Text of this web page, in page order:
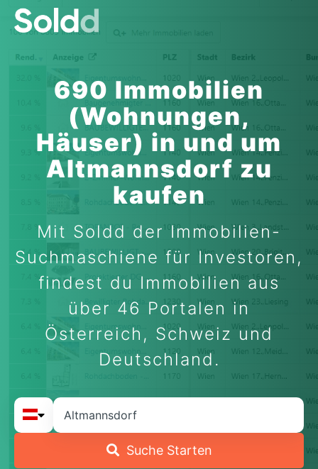
690 Immobilien
(Wohnungen,
Häuser) in und um
Altmannsdorf zu
kaufen
Mit Soldd der Immobilien-
Suchmaschiene für Investoren,
findest du Immobilien aus
über 46 Portalen in
Österreich, Schweiz und
Deutschland.
Suche Starten